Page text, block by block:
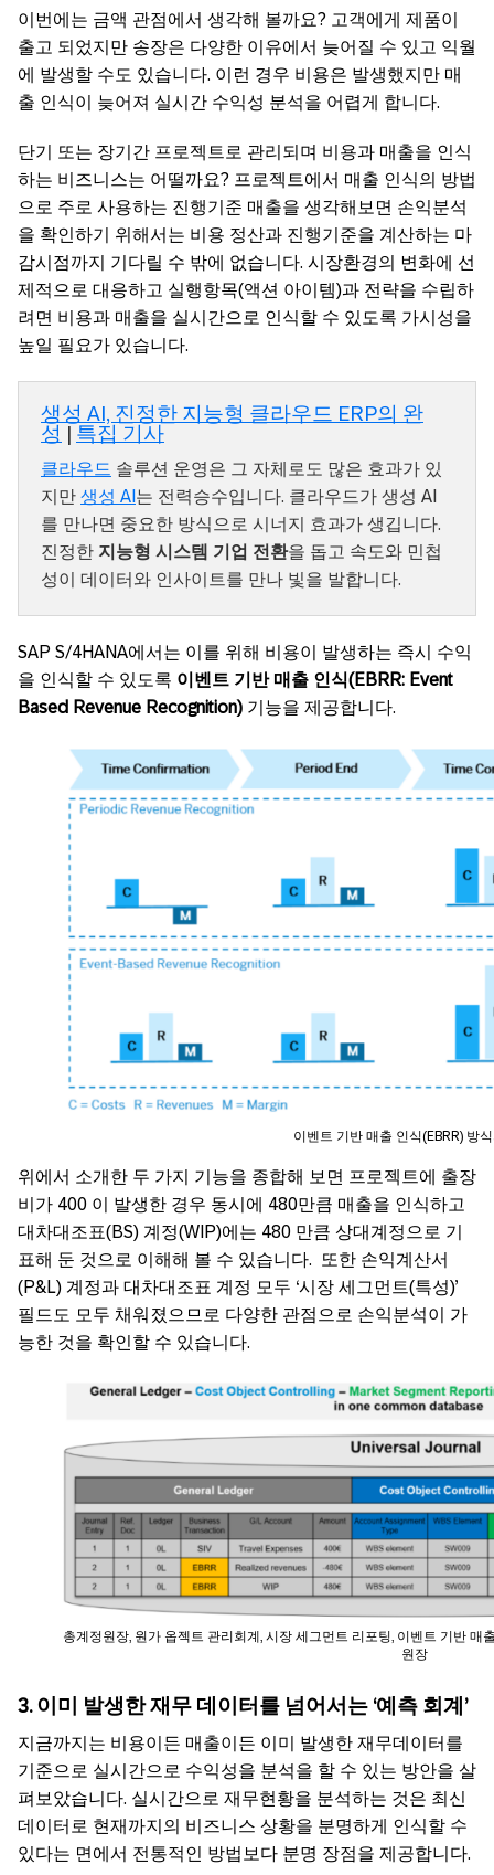
이번에는 금액 관점에서 생각해 볼까요? 고객에게 제품이
출고 되었지만 송장은 다양한 이유에서 늦어질 수 있고 익월
에 발생할 수도 있습니다. 이런 경우 비용은 발생했지만 매
출 인식이 늦어져 실시간 수익성 분석을 어렵게 합니다.
단기 또는 장기간 프로젝트로 관리되며 비용과 매출을 인식
하는 비즈니스는 어떨까요? 프로젝트에서 매출 인식의 방법
으로 주로 사용하는 진행기준 매출을 생각해보면 손익분석
을 확인하기 위해서는 비용 정산과 진행기준을 계산하는 마
감시점까지 기다릴 수 밖에 없습니다. 시장환경의 변화에 선
제적으로 대응하고 실행항목(액션 아이템)과 전략을 수립하
려면 비용과 매출을 실시간으로 인식할 수 있도록 가시성을
높일 필요가 있습니다.
생성 AI, 진정한 지능형 클라우드 ERP의 완
성 | 특집 기사
클라우드 솔루션 운영은 그 자체로도 많은 효과가 있
지만 생성 AI 는 전력승수입니다. 클라우드가 생성 AI
를 만나면 중요한 방식으로 시너지 효과가 생깁니다.
진정한 지능형 시스템 기업 전환을 돕고 속도와 민첩
성이 데이터와 인사이트를 만나 빛을 발합니다.
SAP S/4HANA에서는 이를 위해 비용이 발생하는 즉시 수익
을 인식할 수 있도록 이벤트 기반 매출 인식(EBRR: Event
Based Revenue Recognition) 기능을 제공합니다.
이벤트 기반 매출 인식(EBRR) 방
위에서 소개한 두 가지 기능을 종합해 보면 프로젝트에 출장
비가 400 이 발생한 경우 동시에 480만큼 매출을 인식하고
대차대조표(BS) 계정(WIP)에는 480 만큼 상대계정으로 기
표해 둔 것으로 이해해 볼 수 있습니다. 또한 손익계산서
(P&L) 계정과 대차대조표 계정 모두 ‘시장 세그먼트(특성)’
필드도 모두 채워졌으므로 다양한 관점으로 손익분석이 가
능한 것을 확인할 수 있습니다.
총계정원장, 원가 옵젝트 관리회계, 시장 세그먼트 리포팅, 이벤트 기반 매
원장
3. 이미 발생한재무 데이터를 넘어서는 ‘예측 회계’
지금까지는 비용이든 매출이든 이미 발생한 재무데이터를
기준으로 실시간으로 수익성을 분석을 할 수 있는 방안을 살
펴보았습니다. 실시간으로 재무현황을 분석하는 것은 최신
데이터로 현재까지의 비즈니스 상황을 분명하게 인식할 수
있다는 면에서 전통적인 방법보다 분명 장점을 제공합니다.